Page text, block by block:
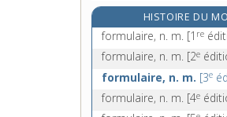
fornication, n. f.
forniquer, v. intr.
forpaiser, v. intr.
[7
forpaître, v. intr.
fors, prép.
HISTOIRE DU
formulaire, n. m. [1 re
formulaire, n. m. [2e
formulaire, n. m. [3e
formulaire, n. m. [4e